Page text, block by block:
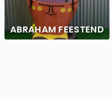
ABRAHAM FEESTEND